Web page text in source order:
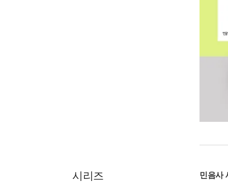
시리즈 민음사